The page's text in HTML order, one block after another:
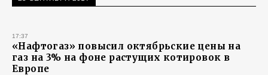
17:37
«Нафтогаз» повысил октябрьские цены на
газ на 3% на фоне растущих котировок в
Европе